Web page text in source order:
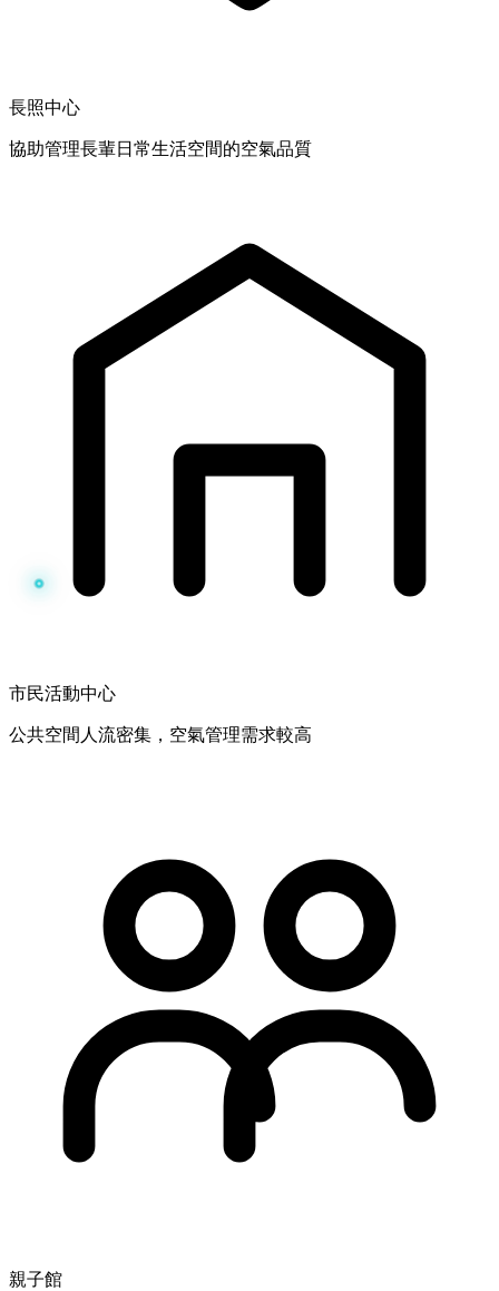
長照中心
協助管理長輩日常生活空間的空氣品質
市民活動中心
公共空間人流密集，空氣管理需求較高
親子館